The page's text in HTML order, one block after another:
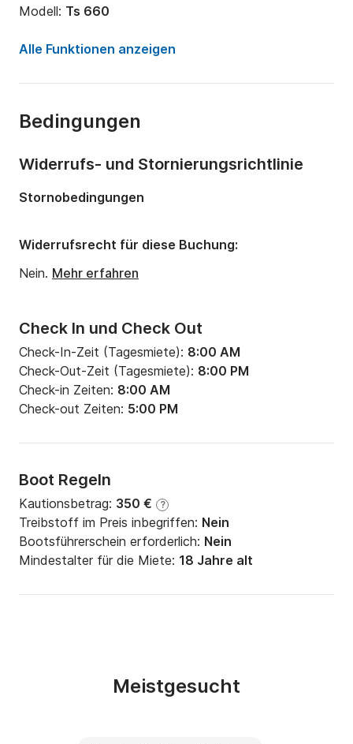
Modell: Ts 660
2019
Anzahl Plätze an Bord:
Alle Funktionen anzeigen
Bedingungen
Check In und Check Out
Check-In-Zeit (Tagesmiete): 8:00 AM
Check-Out-Zeit (Tagesmiete): 8:00 PM
Check-in Zeiten: 8:00 AM
Check-out Zeiten: 5:00 PM
Boot Regeln
Kautionsbetrag: 350 € ?
Treibstoff im Preis inbegriffen: Nein
Bootsführerschein erforderlich: Nein
Mindestalter für die Miete: 18 Jahre alt
Widerrufs- und Stornierungsrichtlinie
Stornobedingungen
Widerrufsrecht für diese Buchung:
Nein. Mehr erfahren
Meistgesucht